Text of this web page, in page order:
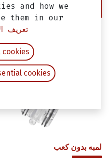
EGP 500.00
لمبه بدون كعب
and how we
them in our
تعريف
cookies
cookies